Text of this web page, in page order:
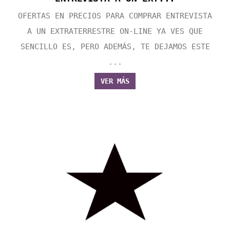
OFERTAS EN PRECIOS PARA COMPRAR ENTREVISTA
A UN EXTRATERRESTRE ON-LINE YA VES QUE
SENCILLO ES, PERO ADEMÁS, TE DEJAMOS ESTE
...
VER MÁS